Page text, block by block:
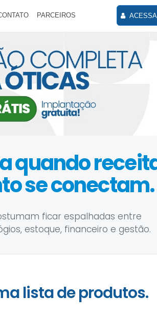
PARCEIROS
quando
se conectam.
ficar espalhadas entre
estoque, financeiro e gestão.
lista de produtos.